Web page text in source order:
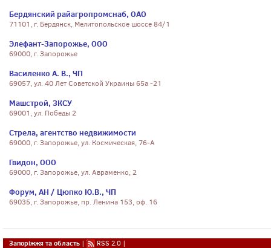
Бердянский райагропромснаб, ОАО
71101, г. Бердянск, Мелитопольское шоссе 84/1
Элефант-Запорожье, ООО
69000, г. Запорожье
Василенко А. В., ЧП
69057, ул. 40 Лет Советской Украины 65а -21
Машстрой, ЗКСУ
69001, ул. Победы 2
Стрела, агентство недвижимости
69000, г. Запорожье, ул. Космическая, 76-А
Гвидон, ООО
69000, г. Запорожье, ул. Авраменко, 2
Форум, АН / Цюпко Ю.В., ЧП
69035, г. Запорожье, пр. Ленина 153, оф. 16
Запоріжжя та область | RSS 2.0 |